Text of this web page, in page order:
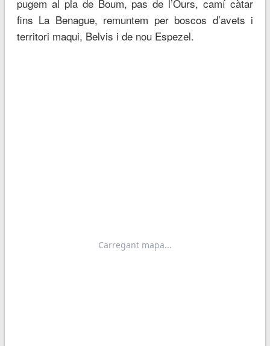
pugem al pla de Boum, pas de l’Ours, camí càtar
fins La Benague, remuntem per boscos d’avets i
territori maqui, Belvis i de nou Espezel.